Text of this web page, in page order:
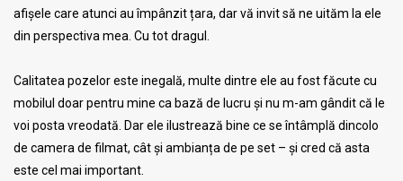
afișele care atunci au împânzit țara, dar vă invit să ne uităm la ele
din perspectiva mea. Cu tot dragul.
Calitatea pozelor este inegală, multe dintre ele au fost făcute cu
mobilul doar pentru mine ca bază de lucru și nu m-am gândit că le
voi posta vreodată. Dar ele ilustrează bine ce se întâmplă dincolo
de camera de filmat, cât și ambianța de pe set – și cred că asta
este cel mai important.